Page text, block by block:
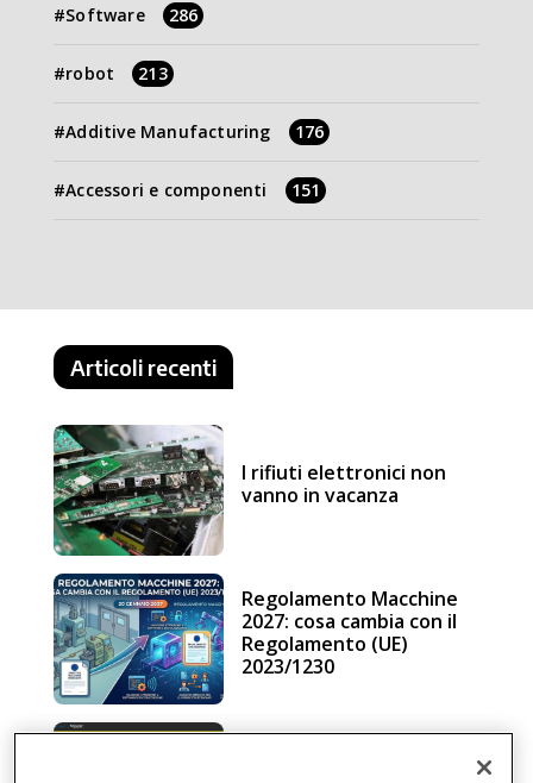
Software 286
robot 213
Additive Manufacturing 176
Accessori e componenti 151
Articoli recenti
I rifiuti elettronici non
vanno in vacanza
Regolamento Macchine
2027: cosa cambia con il
Regolamento (UE)
2023/1230